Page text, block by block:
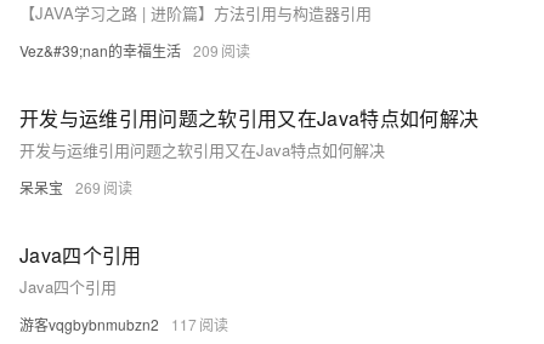
【JAVA学习之路 | 进阶篇】方法引用与构造器引用
Vez&#39;nan的幸福生活 209
开发与运维引用问题之软引用又在Java特点如何解决
开发与运维引用问题之软引用又在Java特点如何解决
呆呆宝 269
Java四个引用
Java四个引用
游客vqgbybnmubzn2 117